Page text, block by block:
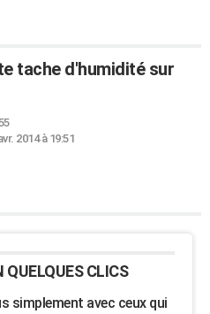
tache d'humidité sur
2014 à 19:51
QUELQUES CLICS
simplement avec ceux qui